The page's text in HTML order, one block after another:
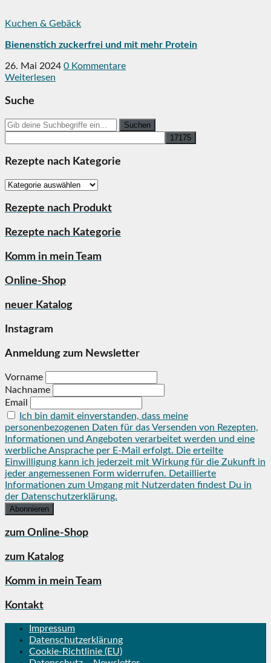
Kuchen & Gebäck
Bienenstich zuckerfrei und mit mehr Protein
26. Mai 2024 0 Kommentare
Weiterlesen
Suche
Search
for:
Rezepte nach Kategorie
Rezepte
Kategorie
Rezepte nach Produkt
Rezepte nach Kategorie
Komm in mein Team
Online-Shop
neuer Katalog
Instagram
Anmeldung zum Newsletter
Vorname
Nachname
Email
Ich bin damit einverstanden, dass meine
personenbezogenen Daten für das Versenden von Rezepten,
Informationen und Angeboten verarbeitet werden und eine
werbliche Ansprache per E-Mail erfolgt. Die erteilte
Einwilligung kann ich jederzeit mit Wirkung für die Zukunft in
jeder angemessenen Form widerrufen. Detaillierte
Informationen zum Umgang mit Nutzerdaten findest Du in
der Datenschutzerklärung.
zum Online-Shop
zum Katalog
Komm in mein Team
Kontakt
Impressum
Datenschutzerklärung
Cookie-Richtlinie (EU)